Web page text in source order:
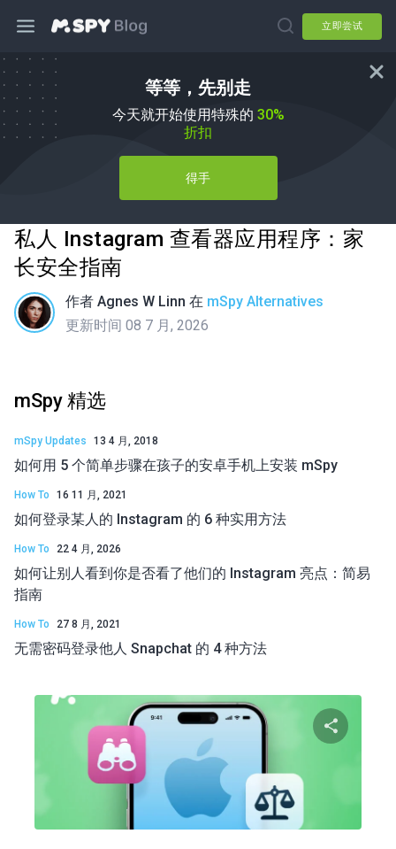
立即尝试
等等，先别走
今天就开始使用特殊的 30%
折扣
得手
私人 Instagram 查看器应用程序：家
长安全指南
作者 Agnes W Linn 在 mSpy Alternatives
更新时间 08 7 月, 2026
mSpy 精选
mSpy Updates 13 4 月, 2018
如何用 5 个简单步骤在孩子的安卓手机上安装 mSpy
How To 16 11 月, 2021
如何登录某人的 Instagram 的 6 种实用方法
How To 22 4 月, 2026
如何让别人看到你是否看了他们的 Instagram 亮点：简易
指南
How To 27 8 月, 2021
无需密码登录他人 Snapchat 的 4 种方法